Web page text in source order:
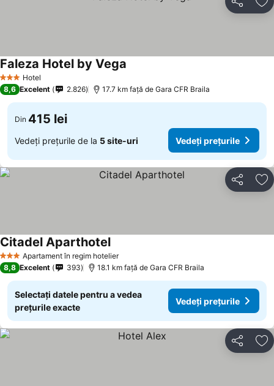
Distribuiți
3 SteleHotel
Faleza Hotel by Vega
8,6 Excelent 2.826 17.7 km faţă de Gara CFR Braila
Din 415 lei
Vedeți prețurile de la 5 site-uri Vedeți prețurile
Distribuiți
3 SteleApartament în regim hotelier
Citadel Aparthotel
8,8 Excelent 393 18.1 km faţă de Gara CFR Braila
Selectați datele pentru a vedea
prețurile exacte
Vedeți prețurile
Distribuiți